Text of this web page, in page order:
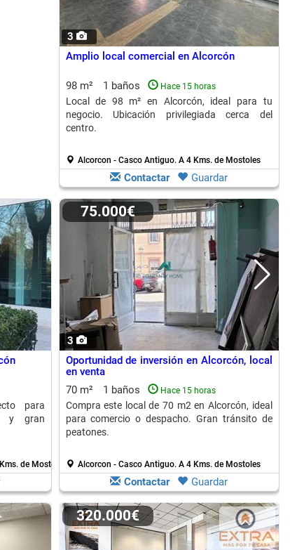
3
Amplio local comercial en Alcorcón
98 m² 1 baños Hace 15 horas
Local de 98 m² en Alcorcón, ideal para tu
negocio. Ubicación privilegiada cerca del
centro.
Alcorcon - Casco Antiguo. A 4 Kms. de Mostoles
Contactar Guardar
para
y gran
de Mostoles
3
75.000€
Oportunidad de inversión en Alcorcón, local
en venta
70 m²
1 baños Hace 15 horas
Compra este local de 70 m2 en Alcorcón, ideal
para comercio o despacho. Gran tránsito de
peatones.
Alcorcon - Casco Antiguo. A 4 Kms. de Mostoles
Contactar Guardar
320.000€